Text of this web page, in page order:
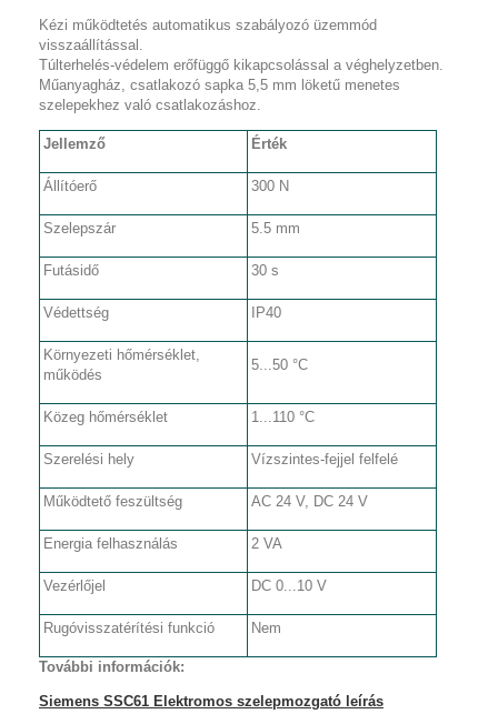
Kézi működtetés automatikus szabályozó üzemmód
visszaállítással.
Túlterhelés-védelem erőfüggő kikapcsolással a véghelyzetben.
Műanyagház, csatlakozó sapka 5,5 mm löketű menetes
szelepekhez való csatlakozáshoz.
Jellemző Érték
Állítóerő 300 N
Szelepszár 5.5 mm
Futásidő 30 s
Védettség IP40
Környezeti hőmérséklet,
működés
5...50 °C
Közeg hőmérséklet 1...110 °C
Szerelési hely Vízszintes-fejjel felfelé
Működtető feszültség AC 24 V, DC 24 V
Energia felhasználás 2 VA
Vezérlőjel DC 0...10 V
Rugóvisszatérítési funkció Nem
További információk:
Siemens SSC61 Elektromos szelepmozgató leírás